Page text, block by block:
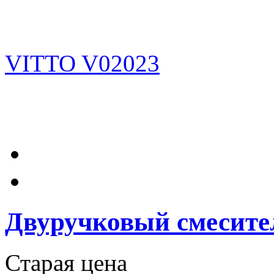
Двуручковый
Старая цена